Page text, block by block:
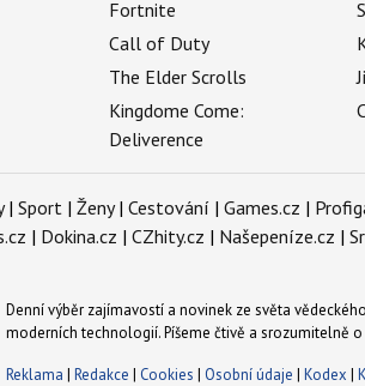
Fortnite
Call of Duty
The Elder Scrolls
Kingdome Come:
Deliverence
| Sport | Ženy| Cestování | Games.cz |
| Dokina.cz | CZhity.cz | Našepeníze.cz |
Denní výběr zajímavostí a novinek ze světa
moderních technologií. Píšeme čtivě a srozumitelně
Reklama |Redakce | Cookies | Osobní údaje |Kodex|